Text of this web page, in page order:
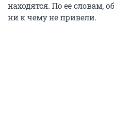
находятся. По ее словам,
ни к чему не привели.